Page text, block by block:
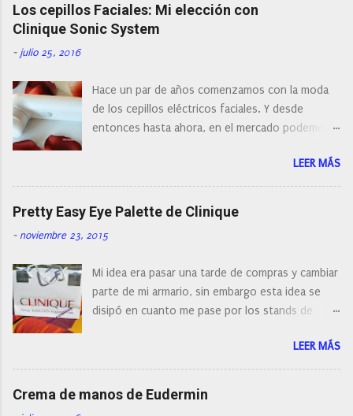
a
r
u
n
o
m
e
n
t
a
o
Los cepillos Faciales: Mi elección con
Clinique Sonic System
- julio 25, 2016
Hace un par de años comenzamos con la moda
de los cepillos eléctricos faciales. Y desde
entonces hasta ahora, en el mercado podemos
con diferentes características, a pilas, a batería,
cepillos de rotación o de oscilación... y
naturalmente de todos los precios. Existe en la
actualidad tal variedad, que antes de hacer la
compra debemos de hacernos unas preguntas:
post os voy a dar mi opinión de porque elegí mi
cepillo facial de Clinique
LEER MÁS
Pretty Easy Eye Palette de Clinique
- noviembre 23, 2015
Mi idea era pasar una tarde de compras y cambiar
parte de mi armario, sin embargo esta idea se
disipó en cuanto me pase por los stands de
resistirse a esta paleta de colores de Clinique.
LEER MÁS
Crema de manos de Eudermin